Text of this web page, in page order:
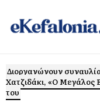
Διοργανώνουν
Χατζιδάκι, «Ο Μεγάλος
του